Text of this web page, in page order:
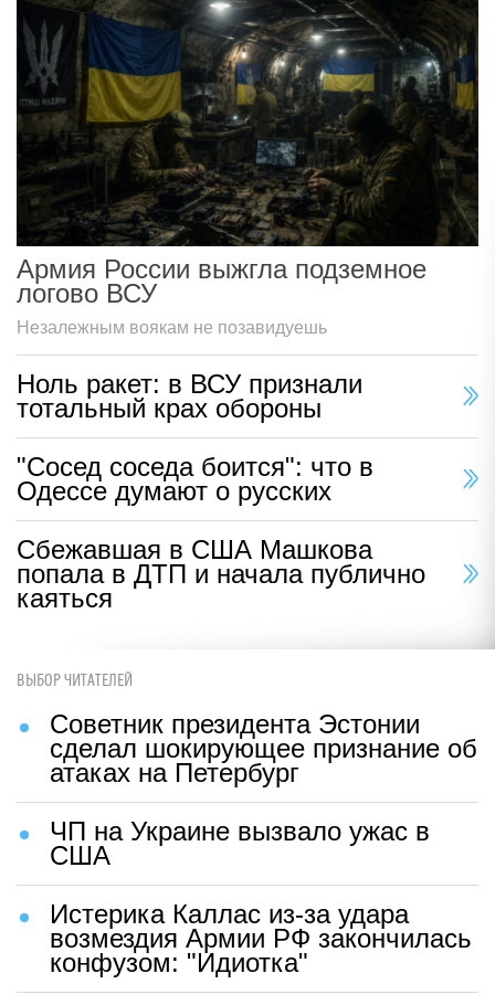
Армия России выжгла подземное
логово ВСУ
Незалежным воякам не позавидуешь
Ноль ракет: в ВСУ признали
тотальный крах обороны
"Сосед соседа боится": что в
Одессе думают о русских
Сбежавшая в США Машкова
попала в ДТП и начала публично
каяться
ВЫБОР ЧИТАТЕЛЕЙ
Советник президента Эстонии
сделал шокирующее признание об
атаках на Петербург
ЧП на Украине вызвало ужас в
США
Истерика Каллас из-за удара
возмездия Армии РФ закончилась
конфузом: "Идиотка"